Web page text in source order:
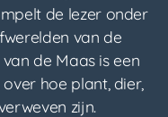
de lezer onder
van de
de Maas is een
hoe plant, dier,
zijn.